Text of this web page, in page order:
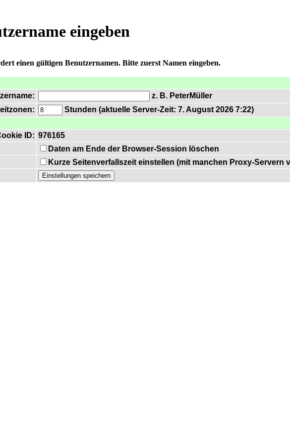
eingeben
einen gültigen Benutzernamen. Bitte zuerst Namen eingeben.
z. B. PeterMüller
Stunden (aktuelle Server-Zeit: 7. August 2026 7:22)
ID: 976165
Daten am Ende der Browser-Session löschen
Kurze Seitenverfallszeit einstellen (mit manchen Proxy-Servern